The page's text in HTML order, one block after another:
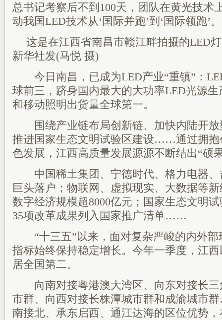
总书记考察后不到100天，团队在黄光技术
动我国LED技术从‘国际并跑’到‘国际领跑’
这是在江西省南昌市赣江畔拍摄的LED
新华社发(马悦 摄)
今日南昌，已成为LED产业“重镇”：
球前三，跻身国内最大的大功率LED光源
和移动照明出货量全球第一。
围绕产业链布局创新链、加快内陆开放
推进国家生态文明试验区建设……通过拥抱
色发展，江西高质量发展源源不断结出“
中国稀土集团、宁德时代、格力电器、
巨头落户；物联网、虚拟现实、大数据等
数字经济规模超8000亿元；国家生态文明
35项改革成果列入国家推广清单……
“十三五”以来，面对复杂严峻的内外部
指标始终保持稳定增长。今年一季度，江西
居全国第二。
向南对接粤港澳大湾区、向东对接长三
市群、向西对接长株潭城市群和成渝城市
南接北、承东启西、通江达海的区位优势